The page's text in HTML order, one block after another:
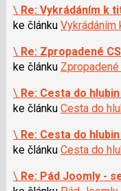
\ Re: Vykrádáním k
ke článku Vykrádáním
\ Re: Zpropadené
ke článku Zpropadené
\ Re: Cesta do
ke článku Cesta do
\ Re: Cesta do
ke článku Cesta do
\ Re: Pád Joomly -